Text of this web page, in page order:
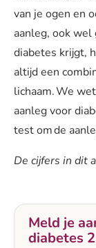
van je ogen en
aanleg, ook
diabetes krijgt,
altijd een
lichaam. We
aanleg voor
test om de
De cijfers in dit
Meld je
diabetes 2